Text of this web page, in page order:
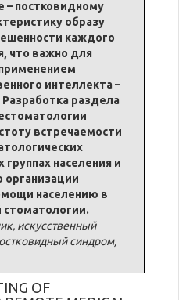
– постковидному
образу
каждого
что важно для
интеллекта –
Разработка раздела
встречаемости
населения и
организации
населению в
стоматологии.
искусственный
синдром,
OF